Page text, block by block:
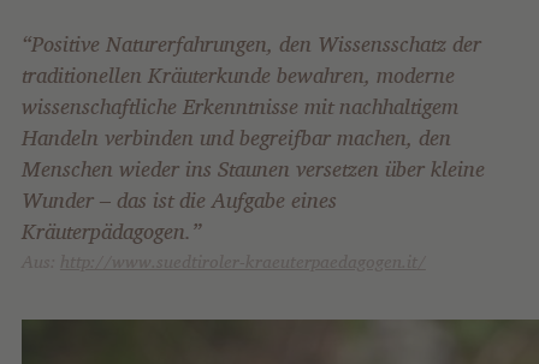
“Positive Naturerfahrungen, den Wissensschatz der
traditionellen Kräuterkunde bewahren, moderne
wissenschaftliche Erkenntnisse mit nachhaltigem
Handeln verbinden und begreifbar machen, den
Menschen wieder ins Staunen versetzen über kleine
Wunder – das ist die Aufgabe eines
Kräuterpädagogen.”